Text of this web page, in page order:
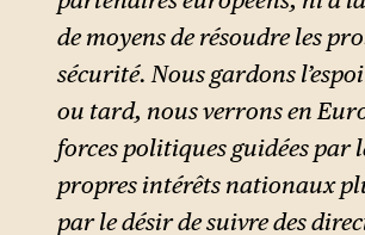
les institutions de
guerre a donc entraîné
changement majeur de
perception du côté
suite des tensions
avec l’Allemagne etplus
de moyens de résoudre les
sécurité. Nous gardons
ou tard, nous verrons en
forces politiques guidées par
propres intérêts nationaux
par le désir de suivre des